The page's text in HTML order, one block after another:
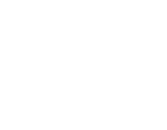
op 5, 45 recensies